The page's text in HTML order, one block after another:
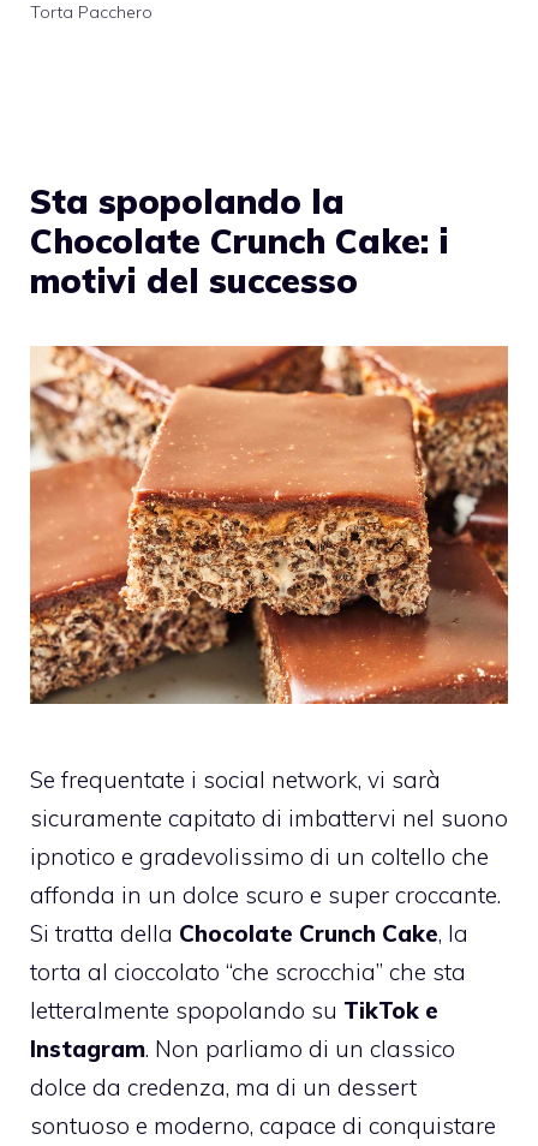
Torta Pacchero
Sta spopolando la
Chocolate Crunch Cake: i
motivi del successo
Se frequentate i social network, vi sarà
sicuramente capitato di imbattervi nel suono
ipnotico e gradevolissimo di un coltello che
affonda in un dolce scuro e super croccante.
Si tratta della Chocolate Crunch Cake, la
torta al cioccolato “che scrocchia” che sta
letteralmente spopolando su TikTok e
Instagram. Non parliamo di un classico
dolce da credenza, ma di un dessert
sontuoso e moderno, capace di conquistare